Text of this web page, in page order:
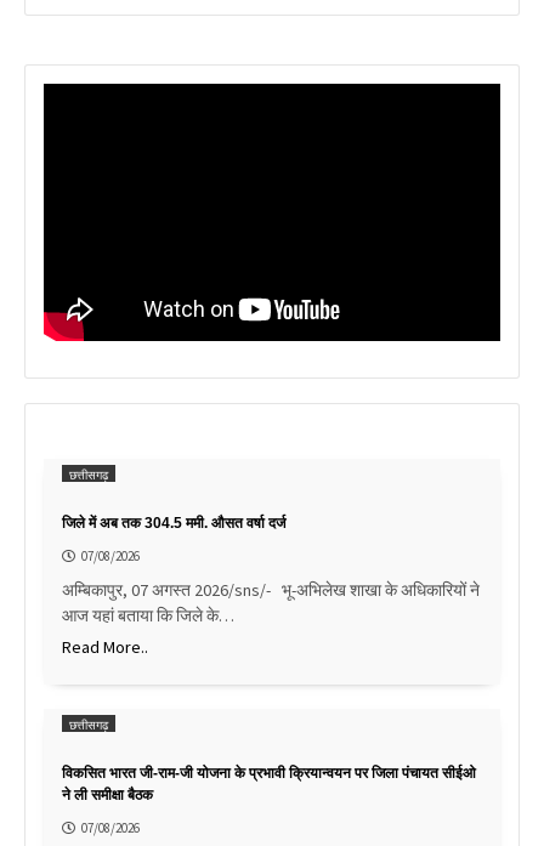
छत्तीसगढ़
जिले में अब तक 304.5 ममी. औसत वर्षा दर्ज
07/08/2026
अम्बिकापुर, 07 अगस्त 2026/sns/- भू-अभिलेख शाखा के अधिकारियों ने
आज यहां बताया कि जिले के…
Read More..
छत्तीसगढ़
विकसित भारत जी-राम-जी योजना के प्रभावी क्रियान्वयन पर जिला पंचायत सीईओ
ने ली समीक्षा बैठक
07/08/2026